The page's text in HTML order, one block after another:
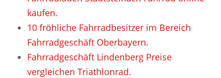
kaufen.
10 fröhliche Fahrradbesitzer im Bereich
Fahrradgeschäft Oberbayern.
Fahrradgeschäft Lindenberg Preise
vergleichen Triathlonrad.